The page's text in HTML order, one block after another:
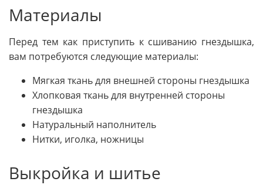
Материалы
Перед тем как приступить к сшиванию гнездышка,
вам потребуются следующие материалы:
Мягкая ткань для внешней стороны гнездышка
Хлопковая ткань для внутренней стороны
гнездышка
Натуральный наполнитель
Нитки, иголка, ножницы
Выкройка и шитье